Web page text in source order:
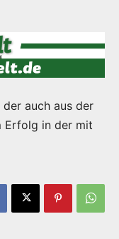
auch aus der
Erfolg in der mit